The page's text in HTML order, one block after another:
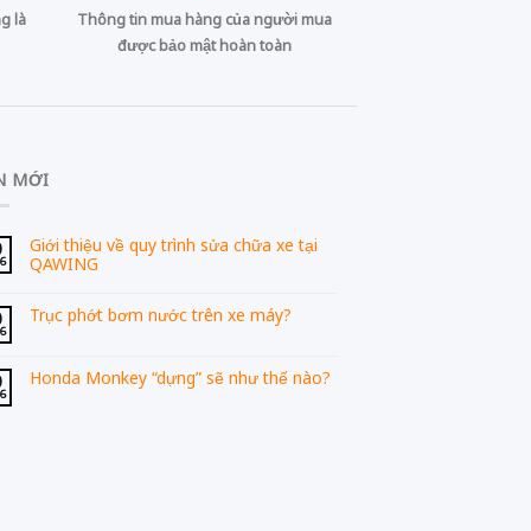
là
Thông tin mua hàng của người mua
được bảo mật hoàn toàn
MỚI
Giới thiệu về quy trình sửa chữa xe tại
QAWING
Trục phớt bơm nước trên xe máy?
Honda Monkey “dựng” sẽ như thế nào?